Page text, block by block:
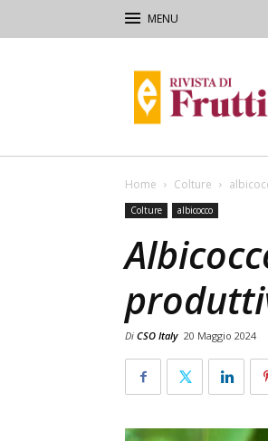
di
Frutticoltura
Home Colture
Colture albicocco
Di CSO Italy 20 Maggio 2024